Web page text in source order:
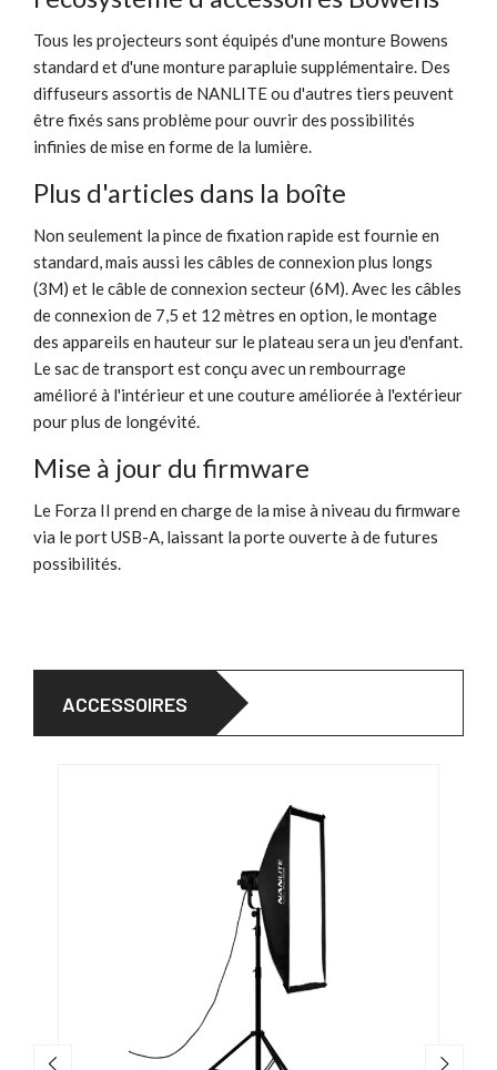
Tous les projecteurs sont équipés d'une monture Bowens
standard et d'une monture parapluie supplémentaire. Des
diffuseurs assortis de NANLITE ou d'autres tiers peuvent
être fixés sans problème pour ouvrir des possibilités
infinies de mise en forme de la lumière.
Plus d'articles dans la boîte
Non seulement la pince de fixation rapide est fournie en
standard, mais aussi les câbles de connexion plus longs
(3M) et le câble de connexion secteur (6M). Avec les câbles
de connexion de 7,5 et 12 mètres en option, le montage
des appareils en hauteur sur le plateau sera un jeu d'enfant.
Le sac de transport est conçu avec un rembourrage
amélioré à l'intérieur et une couture améliorée à l'extérieur
pour plus de longévité.
Mise à jour du firmware
Le Forza II prend en charge de la mise à niveau du firmware
via le port USB-A, laissant la porte ouverte à de futures
possibilités.
ACCESSOIRES